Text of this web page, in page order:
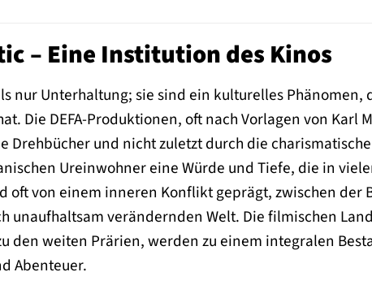
– Eine Institution des Kinos
nur Unterhaltung; sie sind ein kulturelles Phänomen,
Die DEFA-Produktionen, oft nach Vorlagen von Karl
Drehbücher und nicht zuletzt durch die
Ureinwohner eine Würde und Tiefe, die in
oft von einem inneren Konflikt geprägt, zwischen der
unaufhaltsam verändernden Welt. Die filmischen
den weiten Prärien, werden zu einem integralen
Abenteuer.